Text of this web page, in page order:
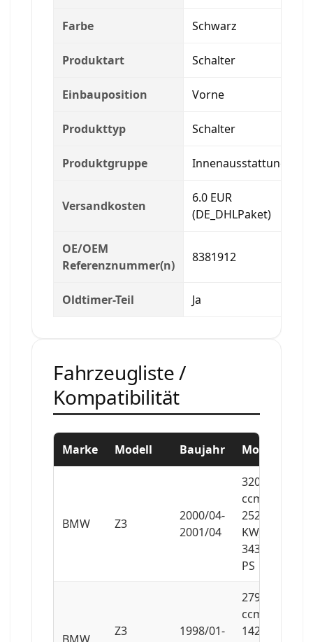
Farbe Schwarz
Produktart Schalter
Einbauposition Vorne
Produkttyp Schalter
Produktgruppe Innenausstattung
Versandkosten
6.0 EUR
(DE_DHLPaket)
OE/OEM
Referenznummer(n)
8381912
Oldtimer-Teil Ja
Fahrzeugliste /
Kompatibilität
Marke Modell Baujahr Motor
BMW Z3
2000/04-
2001/04
3201
ccm,
252
KW,
343
PS
Z3
1998/01-
2793
ccm,
142